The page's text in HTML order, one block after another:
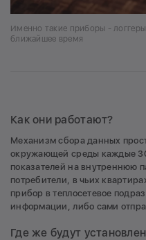
Именно такие приборы -
ближайшее время
Как они работают?
Механизм сбора данных
окружающей среды каждые
показателей на внутреннюю
потребители, в чьих
прибор в теплосетевое
информации, либо сами
Где же будут